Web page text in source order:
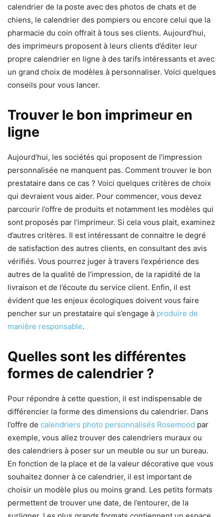
calendrier de la poste avec des photos de chats et de
chiens, le calendrier des pompiers ou encore celui que la
pharmacie du coin offrait à tous ses clients. Aujourd’hui,
des imprimeurs proposent à leurs clients d’éditer leur
propre calendrier en ligne à des tarifs intéressants et avec
un grand choix de modèles à personnaliser. Voici quelques
conseils pour vous lancer.
Trouver le bon imprimeur en
ligne
Aujourd’hui, les sociétés qui proposent de l’impression
personnalisée ne manquent pas. Comment trouver le bon
prestataire dans ce cas ? Voici quelques critères de choix
qui devraient vous aider. Pour commencer, vous devez
parcourir l’offre de produits et notamment les modèles qui
sont proposés par l’imprimeur. Si cela vous plait, examinez
d’autres critères. Il est intéressant de connaitre le degré
de satisfaction des autres clients, en consultant des avis
vérifiés. Vous pourrez juger à travers l’expérience des
autres de la qualité de l’impression, de la rapidité de la
livraison et de l’écoute du service client. Enfin, il est
évident que les enjeux écologiques doivent vous faire
pencher sur un prestataire qui s’engage à produire de
manière responsable.
Quelles sont les différentes
formes de calendrier ?
Pour répondre à cette question, il est indispensable de
différencier la forme des dimensions du calendrier. Dans
l’offre de calendriers photo personnalisés Rosemood par
exemple, vous allez trouver des calendriers muraux ou
des calendriers à poser sur un meuble ou sur un bureau.
En fonction de la place et de la valeur décorative que vous
souhaitez donner à ce calendrier, il est important de
choisir un modèle plus ou moins grand. Les petits formats
permettent de trouver une date, de l’entourer, de la